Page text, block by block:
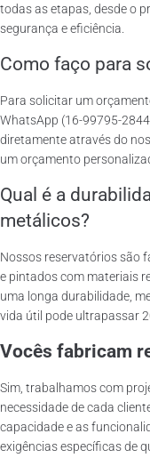
todas as etapas, desde o
segurança e eficiência.
Como faço para
Para solicitar um
WhatsApp (16-99795-
diretamente através do
um orçamento
Qual é a
metálicos?
Nossos reservatórios são
e pintados com materiais
uma longa durabilidade,
vida útil pode ultrapassar
Vocês fabricam
Sim, trabalhamos com
necessidade de cada
capacidade e as
exigências específicas de